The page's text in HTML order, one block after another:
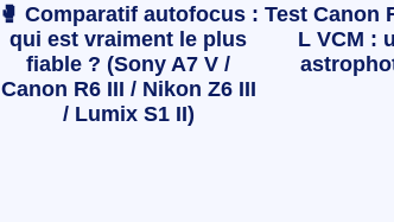
🥊 Comparatif autofocus :
qui est vraiment le plus
fiable ? (Sony A7 V /
Canon R6 III / Nikon Z6 III
/ Lumix S1 II)
Test Canon
L VCM :